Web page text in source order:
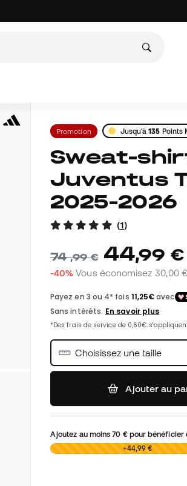
Promotion Jusqu'à135 Points
Sweat-shirt adidas
Juventus
2025-2026
(1)
74,99 € 44,99 €
-40% Vous économisez 30,00 €
Choisissez une taille
Ajouter au
Ajoutez au moins70 €pour bénéficier
0,00 € +44,99 €